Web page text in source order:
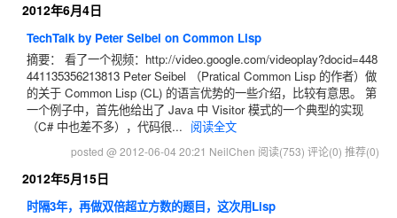
2012年6月4日
TechTalk by Peter Seibel on Common Lisp
摘要： 看了一个视频：http://video.google.com/videoplay?docid=448
441135356213813 Peter Seibel （Pratical Common Lisp 的作者）做
的关于 Common Lisp (CL) 的语言优势的一些介绍，比较有意思。 第
一个例子中，首先他给出了 Java 中 Visitor 模式的一个典型的实现
（C# 中也差不多），代码很... 阅读全文
posted @ 2012-06-04 20:21 NeilChen 阅读(753) 评论(0) 推荐(0)
2012年5月15日
时隔3年，再做双倍超立方数的题目，这次用Lisp